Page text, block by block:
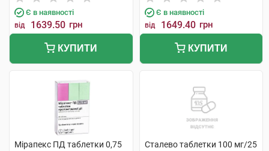
Є в наявності
від 1639.50 грн
КУПИТИ
Є в наявності
від 1649.40 грн
КУПИТИ
Мірапекс ПД таблетки 0,75
Сталево таблетки 100 мг/25